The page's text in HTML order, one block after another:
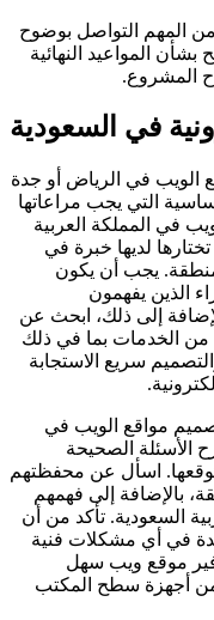
المهم التواصل بوضوح
المواعيد النهائية
المشروع.
في السعودية
في الرياض أو جدة
التي يجب مراعاتها
في المملكة العربية
لديها خبرة في
يجب أن يكون
الذين يفهمون
إلى ذلك، ابحث عن
الخدمات بما في ذلك
سريع الاستجابة
مواقع الويب في
الأسئلة الصحيحة
اسأل عن محفظتهم
بالإضافة إلى فهمهم
السعودية. تأكد من أن
في أي مشكلات فنية
موقع ويب سهل
من أجهزة سطح المكتب